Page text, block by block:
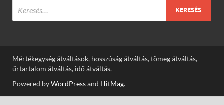
Mértékegység átváltások, hosszúság átváltás, tömeg átváltás,
űrtartalom átváltás, idő átváltás.
Powered byWordPressand HitMag.